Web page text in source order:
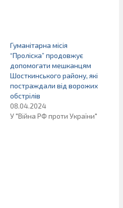
Гуманітарна місія
“Проліска” продовжує
допомогати мешканцям
Шосткинського району, які
постраждали від ворожих
обстрілів
08.04.2024
У "Війна РФ проти України"